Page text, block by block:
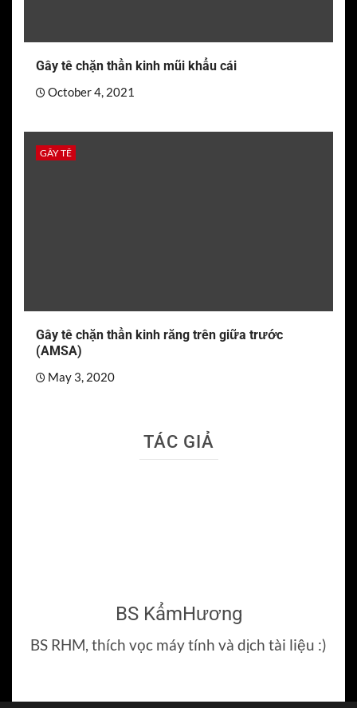
Gây tê chặn thần kinh mũi khẩu cái
October 4, 2021
GÂY TÊ
Gây tê chặn thần kinh răng trên giữa trước
(AMSA)
May 3, 2020
TÁC GIẢ
BS KẩmHương
BS RHM, thích vọc máy tính và dịch tài liệu :)